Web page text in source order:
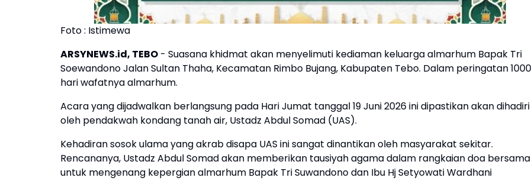
Foto : Istimewa
ARSYNEWS.id, TEBO - Suasana khidmat akan menyelimuti kediaman keluarga almarhum Bapak Tri
Soewandono Jalan Sultan Thaha, Kecamatan Rimbo Bujang, Kabupaten Tebo. Dalam peringatan 1000
hari wafatnya almarhum.
Acara yang dijadwalkan berlangsung pada Hari Jumat tanggal 19 Juni 2026 ini dipastikan akan dihadiri
oleh pendakwah kondang tanah air, Ustadz Abdul Somad (UAS).
​Kehadiran sosok ulama yang akrab disapa UAS ini sangat dinantikan oleh masyarakat sekitar.
Rencananya, Ustadz Abdul Somad akan memberikan tausiyah agama dalam rangkaian doa bersama
untuk mengenang kepergian almarhum Bapak Tri Suwandono dan Ibu Hj Setyowati Wardhani